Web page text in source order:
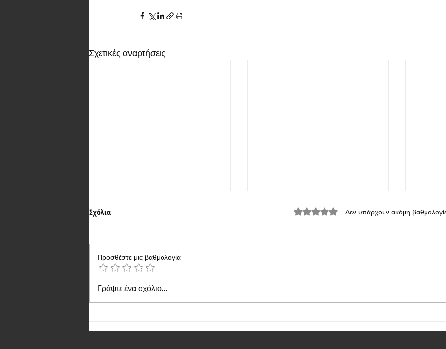
Σχετικές αναρτήσεις
Αποκάλυψη για τις κάμερες του
Σχόλια Βαθμολογήθηκε με 0 από 5 αστέρια.
Δεν υπάρχουν ακόμη
Προσθέστε μια βαθμολογία
Γράψτε ένα σχόλιο...